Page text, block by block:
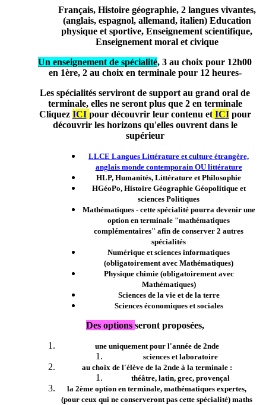
Français, Histoire géographie, 2 langues vivantes,
(anglais, espagnol, allemand, italien) Education
physique et sportive, Enseignement scientifique,
Enseignement moral et civique
Un enseignement de spécialité, 3 au choix pour 12h00
en 1ère, 2 au choix en terminale pour 12 heures-
Les spécialités serviront de support au grand oral de
terminale, elles ne seront plus que 2 en terminale
Cliquez ICI pour découvrir leur contenu et ICIpour
découvrir les horizons qu'elles ouvrent dans le
supérieur
LLCE Langues Littérature et culture étrangère,
anglais monde contemporain OU littérature
HLP, Humanités, Littérature et Philosophie
HGéoPo, Histoire Géographie Géopolitique et
sciences Politiques
Mathématiques - cette spécialité pourra devenir une
option en terminale "mathématiques
complémentaires" afin de conserver 2 autres
spécialités
Numérique et sciences informatiques
(obligatoirement avec Mathématiques)
Physique chimie (obligatoirement avec
Mathématiques)
Sciences de la vie et de la terre
Sciences économiques et sociales
Des options seront proposées,
une uniquement pour l'année de 2nde
sciences et laboratoire
au choix de l'élève de la 2nde à la terminale :
théâtre, latin, grec, provençal
la 2ème option en terminale, mathématiques expertes,
(pour ceux qui ne conserveront pas cette spécialité) maths